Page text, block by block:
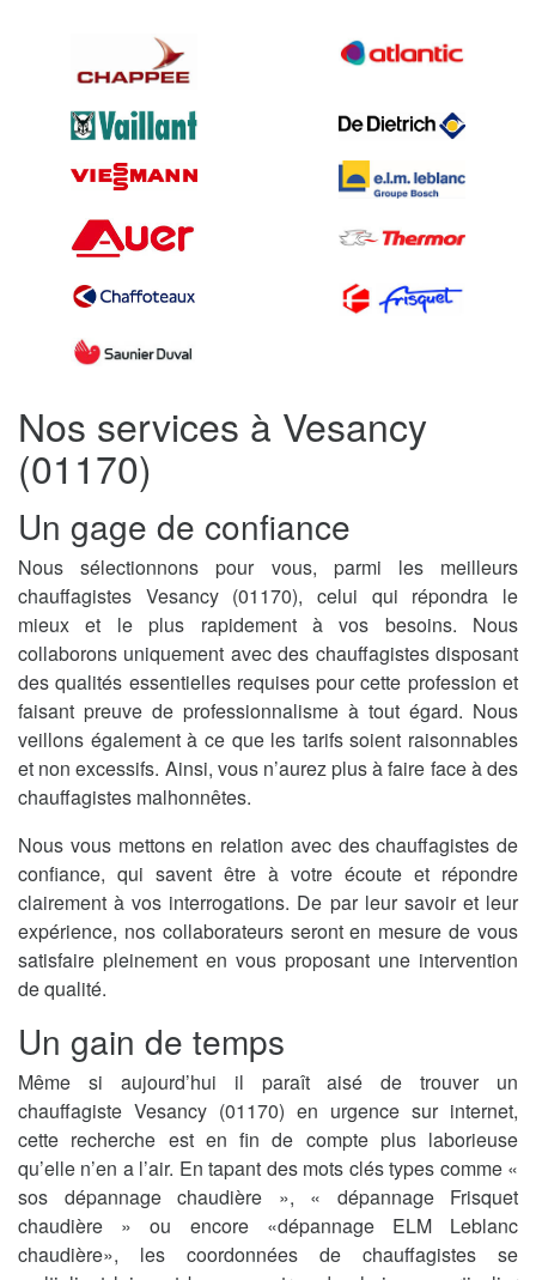
Nos services à Vesancy
(01170)
Un gage de confiance
Nous sélectionnons pour vous, parmi les meilleurs
chauffagistes Vesancy (01170), celui qui répondra le
mieux et le plus rapidement à vos besoins. Nous
collaborons uniquement avec des chauffagistes disposant
des qualités essentielles requises pour cette profession et
faisant preuve de professionnalisme à tout égard. Nous
veillons également à ce que les tarifs soient raisonnables
et non excessifs. Ainsi, vous n’aurez plus à faire face à des
chauffagistes malhonnêtes.
Nous vous mettons en relation avec des chauffagistes de
confiance, qui savent être à votre écoute et répondre
clairement à vos interrogations. De par leur savoir et leur
expérience, nos collaborateurs seront en mesure de vous
satisfaire pleinement en vous proposant une intervention
de qualité.
Un gain de temps
Même si aujourd’hui il paraît aisé de trouver un
chauffagiste Vesancy (01170) en urgence sur internet,
cette recherche est en fin de compte plus laborieuse
qu’elle n’en a l’air. En tapant des mots clés types comme «
sos dépannage chaudière », « dépannage Frisquet
chaudière » ou encore «dépannage ELM Leblanc
chaudière», les coordonnées de chauffagistes se